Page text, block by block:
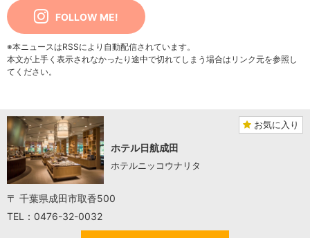
FOLLOW ME!
※本ニュースはRSSにより自動配信されています。
本文が上手く表示されなかったり途中で切れてしまう場合はリンク元を参照し
てください。
お気に入り
ホテル日航成田
ホテルニッコウナリタ
〒 千葉県成田市取香500
TEL：0476-32-0032